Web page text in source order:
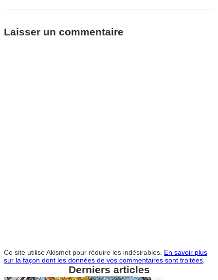
Laisser un commentaire
Ce site utilise Akismet pour réduire les indésirables. En savoir plus
sur la façon dont les données de vos commentaires sont traitées
Derniers articles